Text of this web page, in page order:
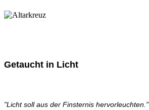
Getaucht in Licht
"Licht soll aus der Finsternis hervorleuchten."